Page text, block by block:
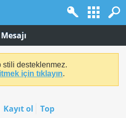
stili desteklenmez.
için tıklayın.
Kayıt ol Top